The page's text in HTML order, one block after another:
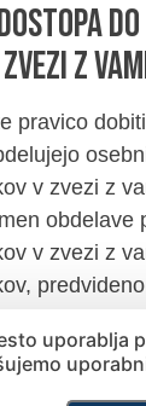
z
pravico
v zvezi z
obdelave
v zvezi z
uporablja